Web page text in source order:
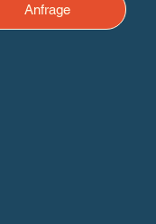
Anfrage